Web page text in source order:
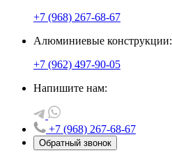
+7 (968) 267-68-67
Алюминиевые конструкции:
+7 (962) 497-90-05
Напишите нам:
+7 (968) 267-68-67
Обратный звонок